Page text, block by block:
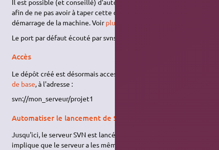
Il est possible (et conseillé) d'automatiser le lancement de SVN
afin de ne pas avoir à taper cette commande à chaque
démarrage de la machine. Voirplus bas
Le port par défaut écouté par svnserve est 3690.
Accès
Le dépôt créé est désormais accessible, via les
de base, à l'adresse :
svn://mon_serveur/projet1
Automatiser le lancement de SVN
Jusqu'ici, le serveur SVN est lancé avec votre utilisateur. Ce qui
implique que le serveur a les mêmes droits que vous.